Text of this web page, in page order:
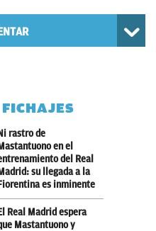
Ni rastro de
Mastantuono en el
del Real
Madrid: su llegada a la
Fiorentina es inminente
El Real Madrid espera
Mastantuono y